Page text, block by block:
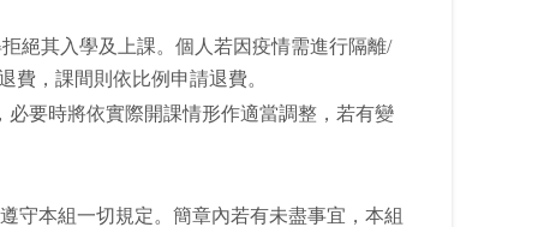
絕其入學及上課。個人若因疫情需進行隔離/
費，課間則依比例申請退費。
要時將依實際開課情形作適當調整，若有變
守本組一切規定。簡章內若有未盡事宜，本組